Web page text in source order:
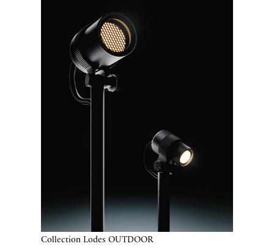
Resto del mondo
Collection Lodes OUTDOOR